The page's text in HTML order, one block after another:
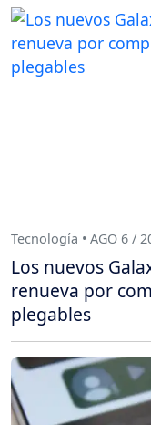
Tecnología • AGO 6 /
Los nuevos
renueva por
plegables